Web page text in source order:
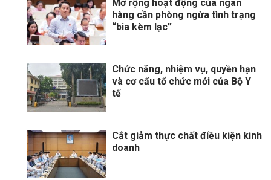
Mở rộng hoạt động của ngân
hàng cần phòng ngừa tình trạng
“bia kèm lạc”
Chức năng, nhiệm vụ, quyền hạn
và cơ cấu tổ chức mới của Bộ Y
tế
Cắt giảm thực chất điều kiện kinh
doanh